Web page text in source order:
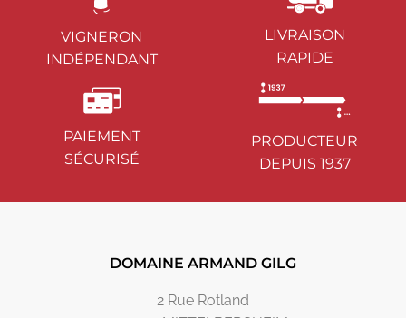
VIGNERON
INDÉPENDANT
LIVRAISON
RAPIDE
PAIEMENT
SÉCURISÉ
PRODUCTEUR
DEPUIS 1937
DOMAINE ARMAND GILG
2 Rue Rotland